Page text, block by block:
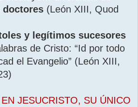
doctores (León XIII, Quod
y legítimos sucesores
de Cristo: “Id por todo
el Evangelio” (León XIII,
JESUCRISTO, SU ÚNICO